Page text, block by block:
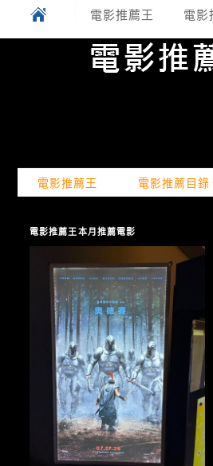
電影推薦王 電影
電影推薦王 電影推薦目錄
電影推薦王本月推薦電影